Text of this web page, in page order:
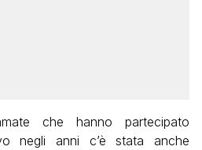
che hanno partecipato
negli anni c’è stata anche